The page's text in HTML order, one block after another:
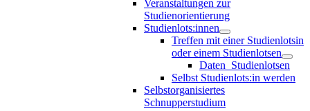
Veranstaltungen zur
Studienorientierung
Studienlots:innen
Treffen mit einer Studienlotsin
oder einem Studienlotsen
Daten_Studienlotsen
Selbst Studienlots:in werden
Selbstorganisiertes
Schnupperstudium